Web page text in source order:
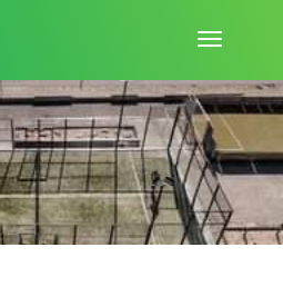
Navigation